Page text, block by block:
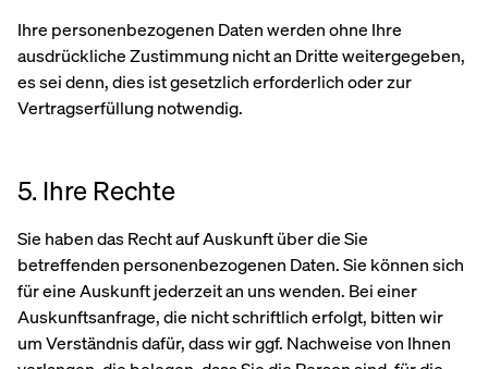
Ihre personenbezogenen Daten werden ohne Ihre
ausdrückliche Zustimmung nicht an Dritte weitergegeben,
es sei denn, dies ist gesetzlich erforderlich oder zur
Vertragserfüllung notwendig.
5. Ihre Rechte
Sie haben das Recht auf Auskunft über die Sie
betreffenden personenbezogenen Daten. Sie können sich
für eine Auskunft jederzeit an uns wenden. Bei einer
Auskunftsanfrage, die nicht schriftlich erfolgt, bitten wir
um Verständnis dafür, dass wir ggf. Nachweise von Ihnen